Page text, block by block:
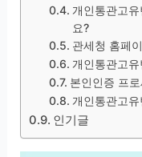
개인통관고
요?
관세청 홈페
개인통관고
본인인증 프
개인통관고
인기글